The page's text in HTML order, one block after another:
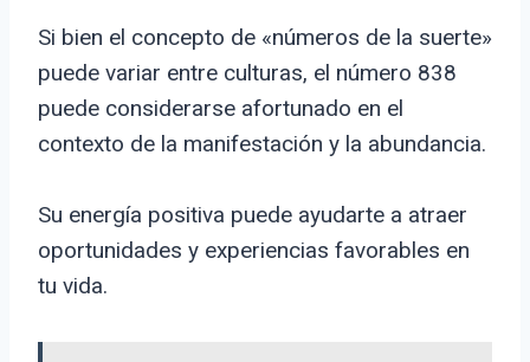
Si bien el concepto de «números de la suerte»
puede variar entre culturas, el número 838
puede considerarse afortunado en el
contexto de la manifestación y la abundancia.
Su energía positiva puede ayudarte a atraer
oportunidades y experiencias favorables en
tu vida.